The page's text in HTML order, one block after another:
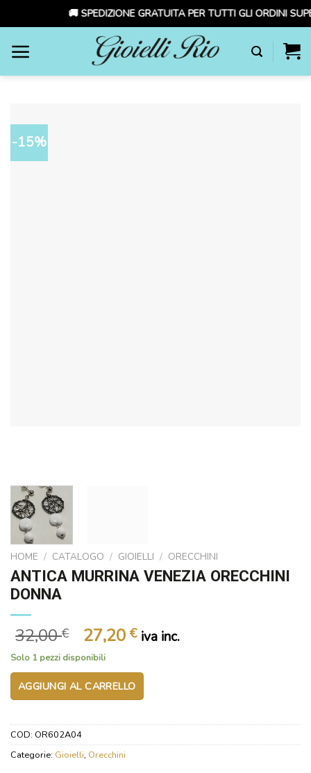
🚚 SPEDIZIONE GRATUITA PER TUTTI GLI ORDINI
-15%
HOME / CATALOGO / GIOIELLI / ORECCHINI
ANTICA MURRINA VENEZIA ORECCHINI
DONNA
32,00€ Il
prezzo
originale
era:
32,00 €.
27,20 €Il
attuale
27,20 €.
iva inc.
Solo 1 pezzi disponibili
AGGIUNGI AL CARRELLO
COD: OR602A04
Categorie: Gioielli, Orecchini